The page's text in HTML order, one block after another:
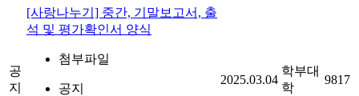
공
지
[사랑나누기] 중간, 기말보고서, 출
석 및 평가확인서 양식
첨부파일
공지
2025.03.04
학부대
학
9817